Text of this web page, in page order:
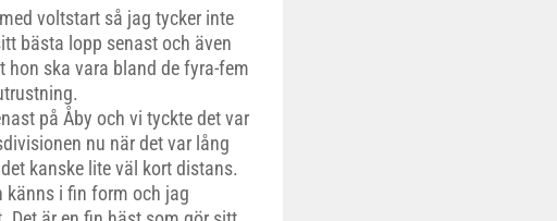
voltstart så jag tycker inte
bästa lopp senast och även
ska vara bland de fyra-fem
på Åby och vi tyckte det var
nu när det var lång
kanske lite väl kort distans.
känns i fin form och jag